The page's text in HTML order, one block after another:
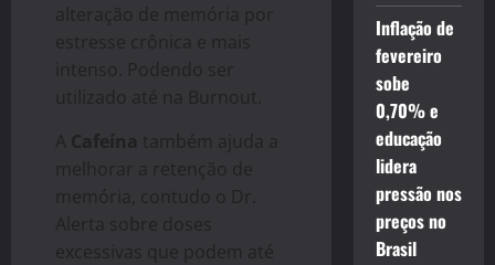
alteração de memória por
estresse crônica e mais
intenso. Podendo ser
utilizado até na Burnout.
A Cafeína também ajuda a
melhorar a retenção de
memória, contudo o Dr.
Alerta sobre doses
excessivas que podem até
Inflação de
fevereiro
sobe
0,70% e
educação
lidera
pressão nos
preços no
Brasil